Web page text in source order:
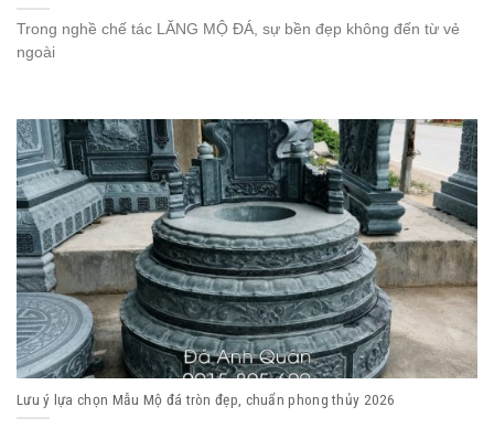
Trong nghề chế tác LĂNG MỘ ĐÁ, sự bền đẹp không đến từ vẻ
ngoài
Lưu ý lựa chọn Mẫu Mộ đá tròn đẹp, chuẩn phong thủy 2026